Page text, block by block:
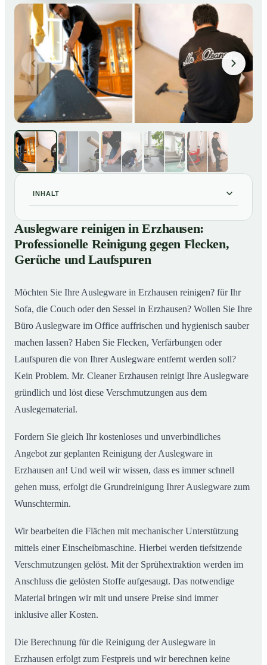
INHALT
01 Auslegware reinigen in Erzhausen: Professionelle
Reinigung gegen Flecken, Gerüche und Laufspuren
02
So wird Auslegware in Erzhausen professionell
gereinigt
Auslegware reinigen in Erzhausen:
Professionelle Reinigung gegen Flecken,
Gerüche und Laufspuren
Möchten Sie Ihre Auslegware in Erzhausen reinigen? für Ihr
Sofa, die Couch oder den Sessel in Erzhausen? Wollen Sie Ihre
Büro Auslegware im Office auffrischen und hygienisch sauber
machen lassen? Haben Sie Flecken, Verfärbungen oder
Laufspuren die von Ihrer Auslegware entfernt werden soll?
Kein Problem. Mr. Cleaner Erzhausen reinigt Ihre Auslegware
gründlich und löst diese Verschmutzungen aus dem
Auslegematerial.
Fordern Sie gleich Ihr kostenloses und unverbindliches
Angebot zur geplanten Reinigung der Auslegware in
Erzhausen an! Und weil wir wissen, dass es immer schnell
gehen muss, erfolgt die Grundreinigung Ihrer Auslegware zum
Wunschtermin.
Wir bearbeiten die Flächen mit mechanischer Unterstützung
mittels einer Einscheibmaschine. Hierbei werden tiefsitzende
Verschmutzungen gelöst. Mit der Sprühextraktion werden im
Anschluss die gelösten Stoffe aufgesaugt. Das notwendige
Material bringen wir mit und unsere Preise sind immer
inklusive aller Kosten.
Die Berechnung für die Reinigung der Auslegware in
Erzhausen erfolgt zum Festpreis und wir berechnen keine